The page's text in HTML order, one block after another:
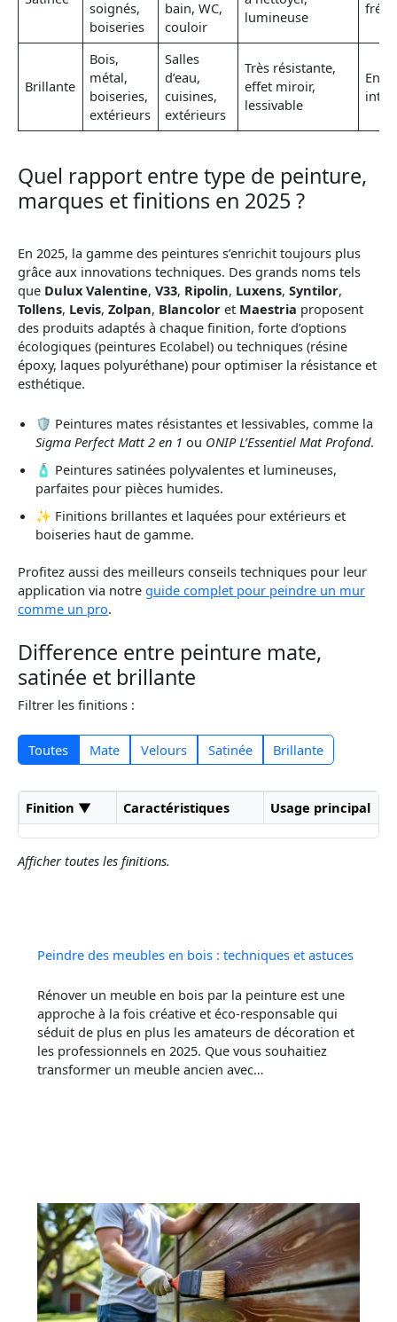
soignés,
boiseries
bain, WC,
couloir
lumineuse
Brillante
Bois,
métal,
boiseries,
extérieurs
Salles
d’eau,
cuisines,
extérieurs
Très résistante,
effet miroir,
lessivable
Quel rapport entre type de peinture,
marques et finitions en 2025 ?
En 2025, la gamme des peintures s’enrichit toujours plus
grâce aux innovations techniques. Des grands noms tels
que Dulux Valentine, V33, Ripolin, Luxens, Syntilor,
Tollens, Levis, Zolpan, Blancolor et Maestria proposent
des produits adaptés à chaque finition, forte d’options
écologiques (peintures Ecolabel) ou techniques (résine
époxy, laques polyuréthane) pour optimiser la résistance et
esthétique.
🛡️ Peintures mates résistantes et lessivables, comme la
Sigma Perfect Matt 2 en 1 ou ONIP L’Essentiel Mat Profond.
🧴 Peintures satinées polyvalentes et lumineuses,
parfaites pour pièces humides.
✨ Finitions brillantes et laquées pour extérieurs et
boiseries haut de gamme.
Profitez aussi des meilleurs conseils techniques pour leur
application via notre guide complet pour peindre un mur
comme un pro.
Difference entre peinture mate,
satinée et brillante
Filtrer les finitions :
Toutes Mate Velours Satinée Brillante
Finition ▼ Caractéristiques Usage principal
Afficher toutes les finitions.
Peindre des meubles en bois : techniques et astuces
Rénover un meuble en bois par la peinture est une
approche à la fois créative et éco-responsable qui
séduit de plus en plus les amateurs de décoration et
les professionnels en 2025. Que vous souhaitiez
transformer un meuble ancien avec…